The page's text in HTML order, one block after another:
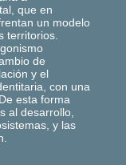
que en
un modelo
territorios.
de
y el
con una
esta forma
al desarrollo,
y las